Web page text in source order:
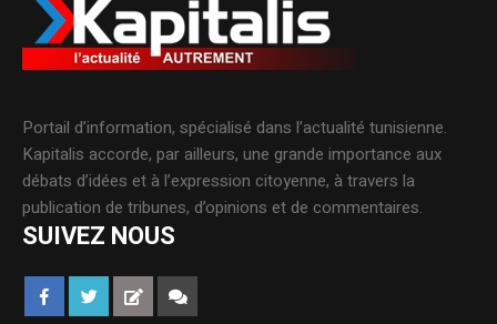
Portail d’information, spécialisé dans l’actualité tunisienne.
Kapitalis accorde, par ailleurs, une grande importance aux
débats d’idées et à l’expression citoyenne, à travers la
publication de tribunes, d’opinions et de commentaires.
SUIVEZ NOUS